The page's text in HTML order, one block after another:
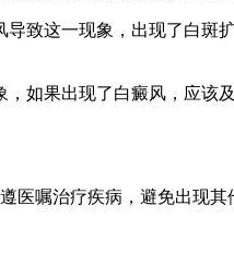
致这一现象，出现了白斑
如果出现了白癜风，应该
医嘱治疗疾病，避免出现其